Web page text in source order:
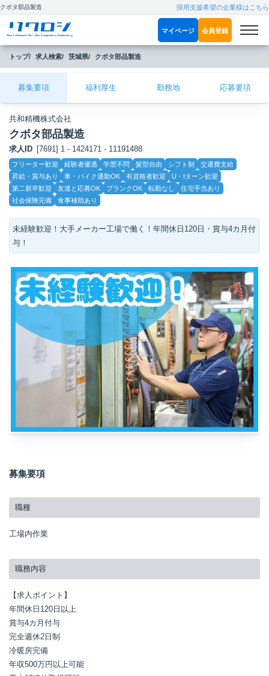
クボタ部品製造 採用支援希望の企業様はこちら
マイページ 会員登録
トップ 求人検索 茨城県 クボタ部品製造
募集要項 福利厚生 勤務地 応募要項
共和精機株式会社
クボタ部品製造
求人ID [7691] 1 - 1424171 - 11191488
こ
だ
わ
り
フリーター歓迎 経験者優遇 学歴不問 髪型自由 シフト制
交通費支給
昇給・賞与あり
車・バイク通勤OK 有資格者歓迎
U・Iターン歓迎
第二新卒歓迎
友達と応募OK ブランクOK 転勤なし
住宅手当あり
社会保険完備
食事補助あり
未経験歓迎！大手メーカー工場で働く！年間休日120日・賞与4カ月付
与！
募集要項
職種
工場内作業
職務内容
【求人ポイント】
年間休日120日以上
賞与4カ月付与
完全週休2日制
冷暖房完備
年収500万円以上可能